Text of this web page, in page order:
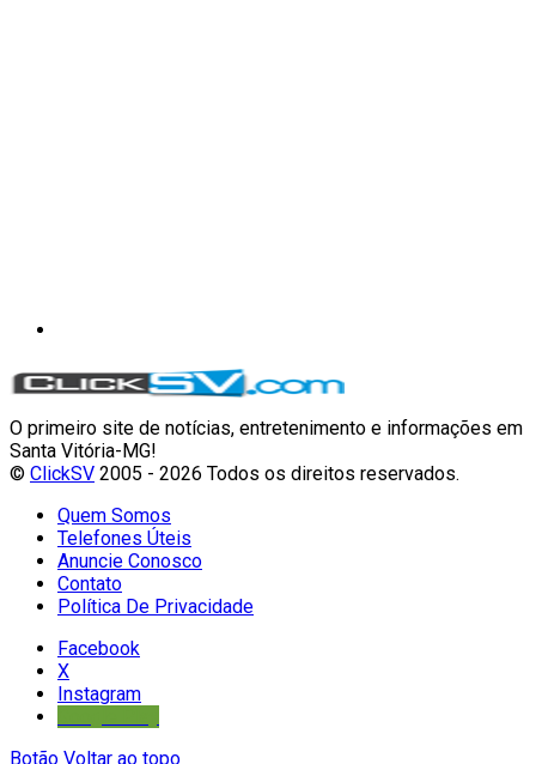
O primeiro site de notícias, entretenimento e informações em
Santa Vitória-MG!
© ClickSV 2005 - 2026 Todos os direitos reservados.
Quem Somos
Telefones Úteis
Anuncie Conosco
Contato
Política De Privacidade
Facebook
X
Instagram
Botão Voltar ao topo